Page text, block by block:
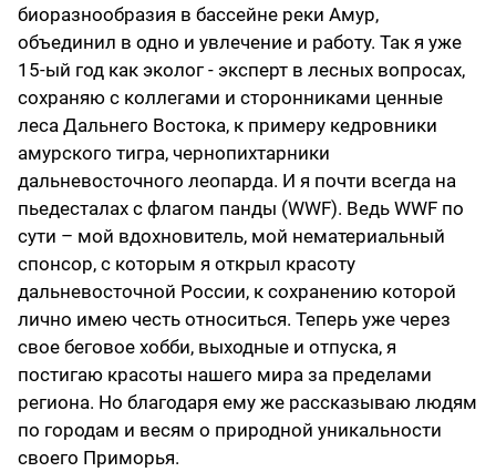
биоразнообразия в бассейне реки Амур,
объединил в одно и увлечение и работу. Так я уже
15-ый год как эколог - эксперт в лесных вопросах,
сохраняю с коллегами и сторонниками ценные
леса Дальнего Востока, к примеру кедровники
амурского тигра, чернопихтарники
дальневосточного леопарда. И я почти всегда на
пьедесталах с флагом панды (WWF). Ведь WWF по
сути – мой вдохновитель, мой нематериальный
спонсор, с которым я открыл красоту
дальневосточной России, к сохранению которой
лично имею честь относиться. Теперь уже через
свое беговое хобби, выходные и отпуска, я
постигаю красоты нашего мира за пределами
региона. Но благодаря ему же рассказываю людям
по городам и весям о природной уникальности
своего Приморья.